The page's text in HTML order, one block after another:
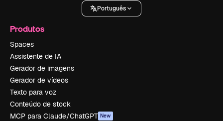
Português
Produtos
Spaces
Assistente de IA
Gerador de imagens
Gerador de vídeos
Texto para voz
Conteúdo de stock
MCP para Claude/ChatGPT New